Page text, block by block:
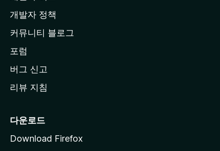
지
이
동
개발자 정책
커뮤니티 블로그
포럼
버그 신고
리뷰 지침
다운로드
Download Firefox